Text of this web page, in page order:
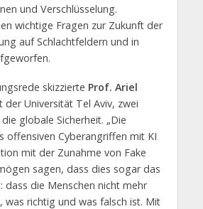
und Verschlüsselung.
wichtige Fragen zur Zukunft der
auf Schlachtfeldern und in
skizzierte Prof. Ariel
der Universität Tel Aviv, zwei
globale Sicherheit. „Die
offensiven Cyberangriffen mit KI
mit der Zunahme von Fake
sagen, dass dies sogar das
dass die Menschen nicht mehr
was richtig und was falsch ist. Mit